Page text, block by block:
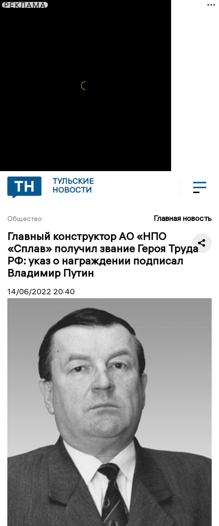
РЕКЛАМА
ТУЛЬСКИЕ
НОВОСТИ
Общество Главная новость
Главный конструктор АО «НПО
«Сплав» получил звание Героя Труда
РФ: указ о награждении подписал
Владимир Путин
14/06/2022 20:40